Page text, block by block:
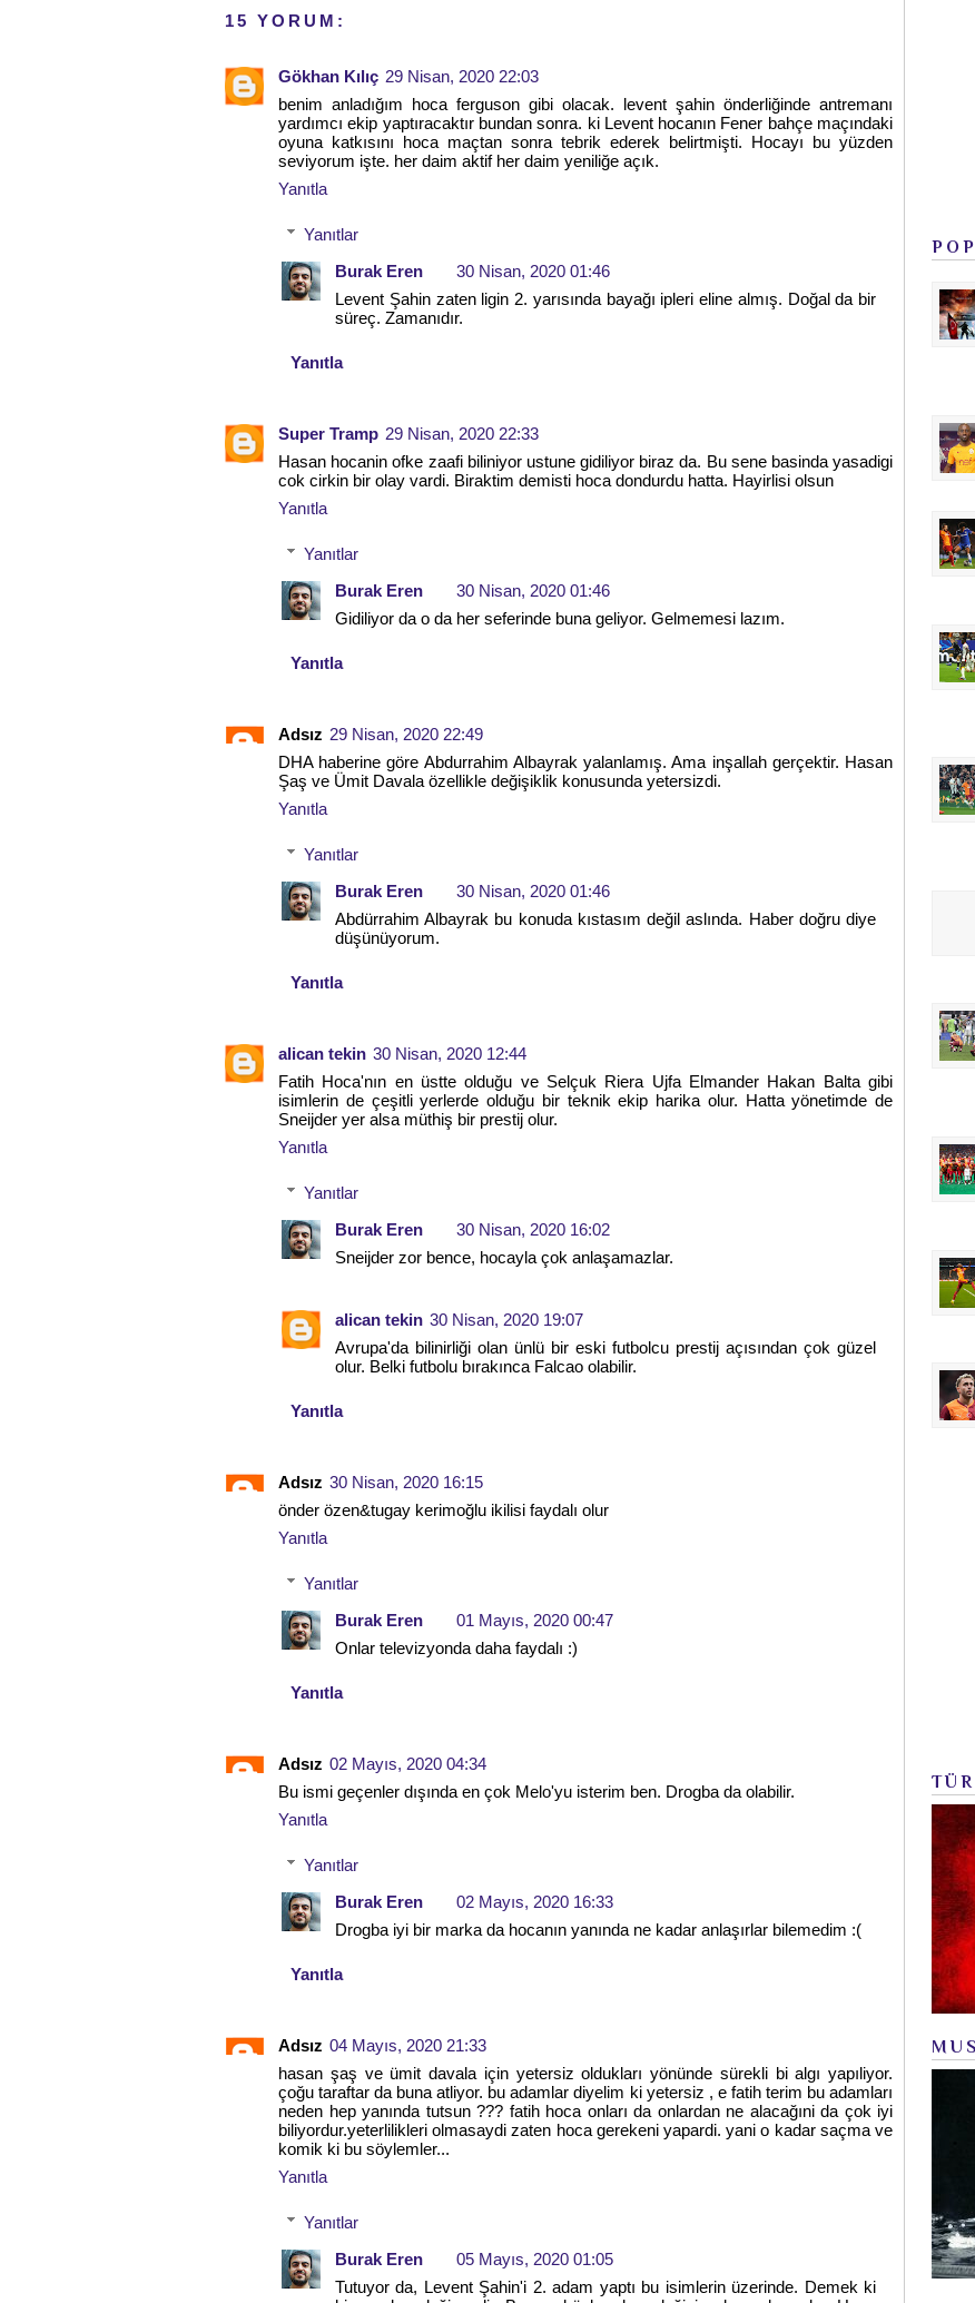
15 YORUM:
Gökhan Kılıç 29 Nisan, 2020 22:03
benim anladığım hoca ferguson gibi olacak. levent şahin önderliğinde antremanı
yardımcı ekip yaptıracaktır bundan sonra. ki Levent hocanın Fener bahçe maçındaki
oyuna katkısını hoca maçtan sonra tebrik ederek belirtmişti. Hocayı bu yüzden
seviyorum işte. her daim aktif her daim yeniliğe açık.
Yanıtla
Yanıtlar
Burak Eren
30 Nisan, 2020 01:46
Levent Şahin zaten ligin 2. yarısında bayağı ipleri eline almış. Doğal da bir
süreç. Zamanıdır.
Yanıtla
Super Tramp 29 Nisan, 2020 22:33
Hasan hocanin ofke zaafi biliniyor ustune gidiliyor biraz da. Bu sene basinda yasadigi
cok cirkin bir olay vardi. Biraktim demisti hoca dondurdu hatta. Hayirlisi olsun
Yanıtla
Yanıtlar
Burak Eren
30 Nisan, 2020 01:46
Gidiliyor da o da her seferinde buna geliyor. Gelmemesi lazım.
Yanıtla
Adsız 29 Nisan, 2020 22:49
DHA haberine göre Abdurrahim Albayrak yalanlamış. Ama inşallah gerçektir. Hasan
Şaş ve Ümit Davala özellikle değişiklik konusunda yetersizdi.
Yanıtla
Yanıtlar
Burak Eren
30 Nisan, 2020 01:46
Abdürrahim Albayrak bu konuda kıstasım değil aslında. Haber doğru diye
düşünüyorum.
Yanıtla
alican tekin 30 Nisan, 2020 12:44
Fatih Hoca'nın en üstte olduğu ve Selçuk Riera Ujfa Elmander Hakan Balta gibi
isimlerin de çeşitli yerlerde olduğu bir teknik ekip harika olur. Hatta yönetimde de
Sneijder yer alsa müthiş bir prestij olur.
Yanıtla
Yanıtlar
Burak Eren
30 Nisan, 2020 16:02
Sneijder zor bence, hocayla çok anlaşamazlar.
alican tekin 30 Nisan, 2020 19:07
Avrupa'da bilinirliği olan ünlü bir eski futbolcu prestij açısından çok güzel
olur. Belki futbolu bırakınca Falcao olabilir.
Yanıtla
Adsız 30 Nisan, 2020 16:15
önder özen&tugay kerimoğlu ikilisi faydalı olur
Yanıtla
Yanıtlar
Burak Eren
01 Mayıs, 2020 00:47
Onlar televizyonda daha faydalı :)
Yanıtla
Adsız 02 Mayıs, 2020 04:34
Bu ismi geçenler dışında en çok Melo'yu isterim ben. Drogba da olabilir.
Yanıtla
Yanıtlar
Burak Eren
02 Mayıs, 2020 16:33
Drogba iyi bir marka da hocanın yanında ne kadar anlaşırlar bilemedim :(
Yanıtla
Adsız 04 Mayıs, 2020 21:33
hasan şaş ve ümit davala için yetersiz oldukları yönünde sürekli bi algı yapıliyor.
çoğu taraftar da buna atliyor. bu adamlar diyelim ki yetersiz , e fatih terim bu adamları
neden hep yanında tutsun ??? fatih hoca onları da onlardan ne alacağıni da çok iyi
biliyordur.yeterlilikleri olmasaydi zaten hoca gerekeni yapardi. yani o kadar saçma ve
komik ki bu söylemler...
Yanıtla
Yanıtlar
Burak Eren
05 Mayıs, 2020 01:05
Tutuyor da, Levent Şahin'i 2. adam yaptı bu isimlerin üzerinde. Demek ki